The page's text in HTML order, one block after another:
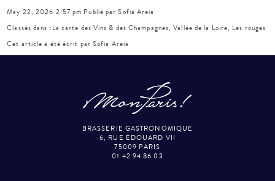
May 22, 2026 2:57 pm Publié parSofia Areia
Classés dans : La carte des Vins & des Champagnes,Vallée de la Loire, Les rouges
Cet article a été écrit par Sofia Areia
BRASSERIE GASTRONOMIQUE
6, RUE ÉDOUARD VII
75009 PARIS
01 42 94 86 03